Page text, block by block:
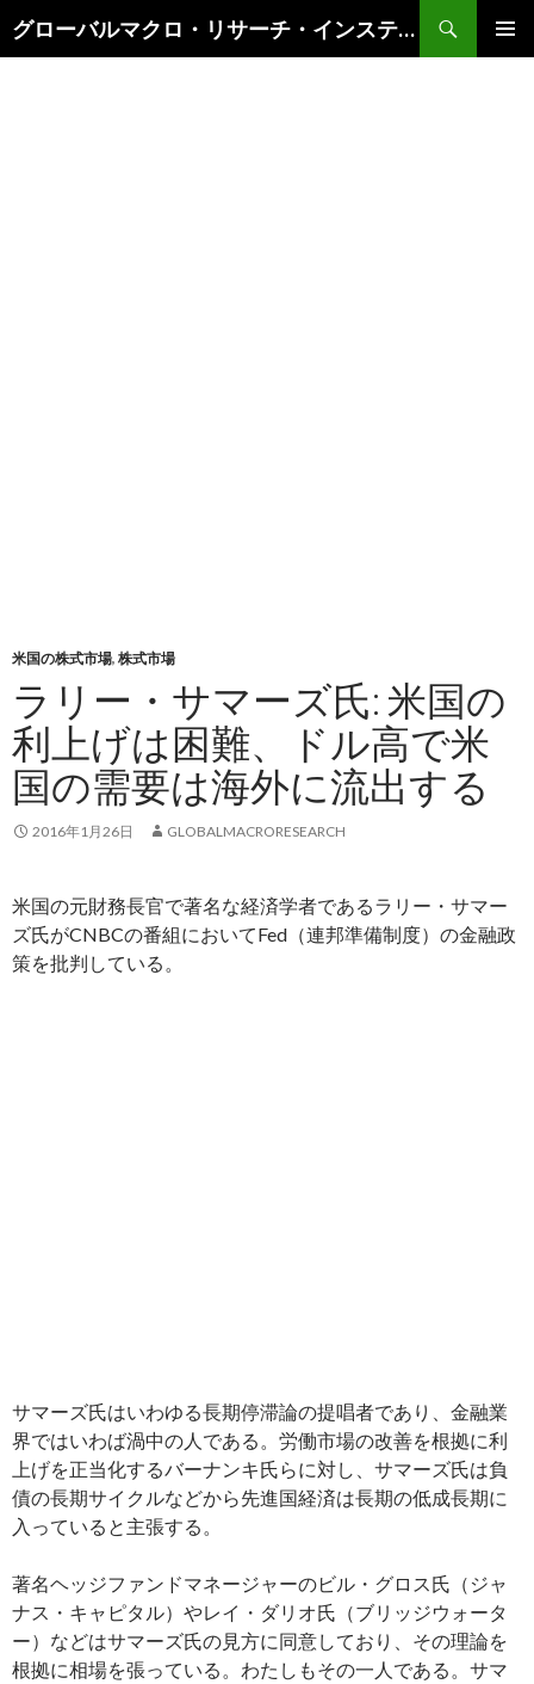
グローバルマクロ・リサーチ・インスティテュート
索
米国の株式市場, 株式市場
ラリー・サマーズ氏: 米国の
利上げは困難、ドル高で米
国の需要は海外に流出する
2016年1月26日 GLOBALMACRORESEARCH
米国の元財務長官で著名な経済学者であるラリー・サマー
ズ氏がCNBCの番組においてFed（連邦準備制度）の金融政
策を批判している。
サマーズ氏はいわゆる長期停滞論の提唱者であり、金融業
界ではいわば渦中の人である。労働市場の改善を根拠に利
上げを正当化するバーナンキ氏らに対し、サマーズ氏は負
債の長期サイクルなどから先進国経済は長期の低成長期に
入っていると主張する。
著名ヘッジファンドマネージャーのビル・グロス氏（ジャ
ナス・キャピタル）やレイ・ダリオ氏（ブリッジウォータ
ー）などはサマーズ氏の見方に同意しており、その理論を
根拠に相場を張っている。わたしもその一人である。サマ